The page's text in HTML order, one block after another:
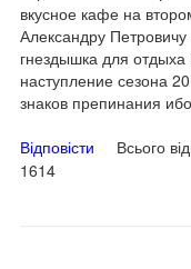
вкусное кафе на
Александру Петровичу
гнездышка для
наступление сезона
знаков препинания
Відповісти Всього
1614